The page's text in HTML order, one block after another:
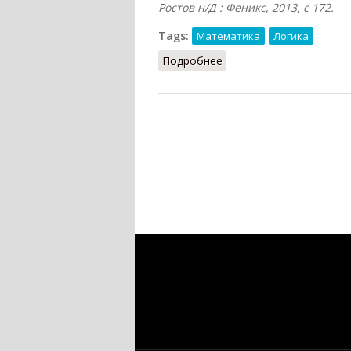
Ростов н/Д : Феникс, 2013, с 172.
Tags:
Математика Логика
Подробнее